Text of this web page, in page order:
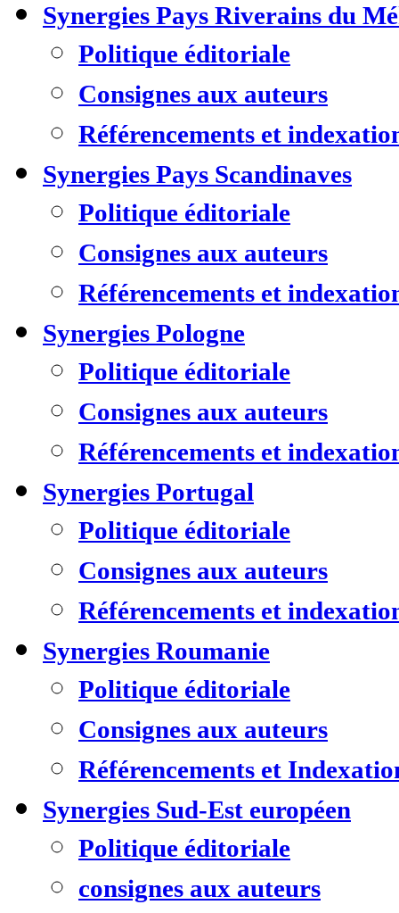
Synergies Pays Riverains du
Politique éditoriale
Consignes aux auteurs
Référencements et
Synergies Pays Scandinaves
Politique éditoriale
Consignes aux auteurs
Référencements et
Synergies Pologne
Politique éditoriale
Consignes aux auteurs
Référencements et
Synergies Portugal
Politique éditoriale
Consignes aux auteurs
Référencements et
Synergies Roumanie
Politique éditoriale
Consignes aux auteurs
Référencements et
Synergies Sud-Est européen
Politique éditoriale
consignes aux auteurs